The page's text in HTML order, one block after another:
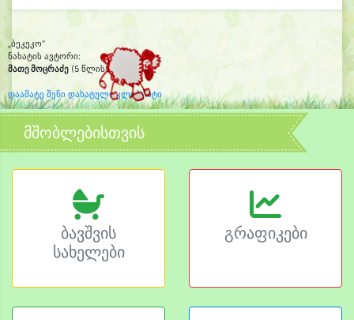
„ბეკეკო“
ნახატის ავტორი:
მათე მოცრაძე(5 წლის)
დაამატე შენი დახატული კლიპარტი
მშობლებისთვის
ბავშვის
სახელები
გრაფიკები